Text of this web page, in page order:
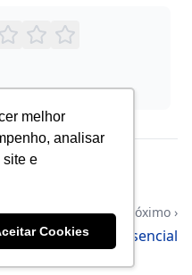
melhor
analisar
site e
Cookies
Próximo ›
- Plano Essencial